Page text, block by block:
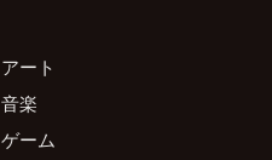
アート
音楽
ゲーム